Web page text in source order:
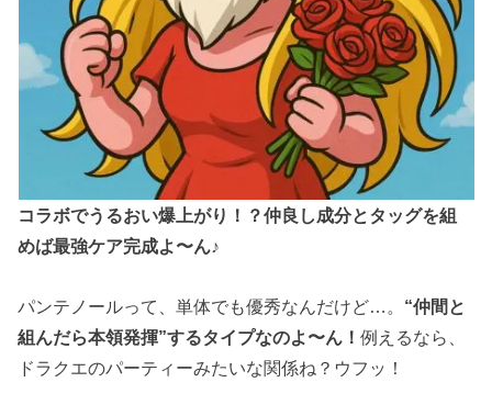
コラボでうるおい爆上がり！？仲良し成分とタッグを組
めば最強ケア完成よ〜ん♪
パンテノールって、単体でも優秀なんだけど…。 “仲間と
組んだら本領発揮”するタイプなのよ〜ん！例えるなら、
ドラクエのパーティーみたいな関係ね？ウフッ！